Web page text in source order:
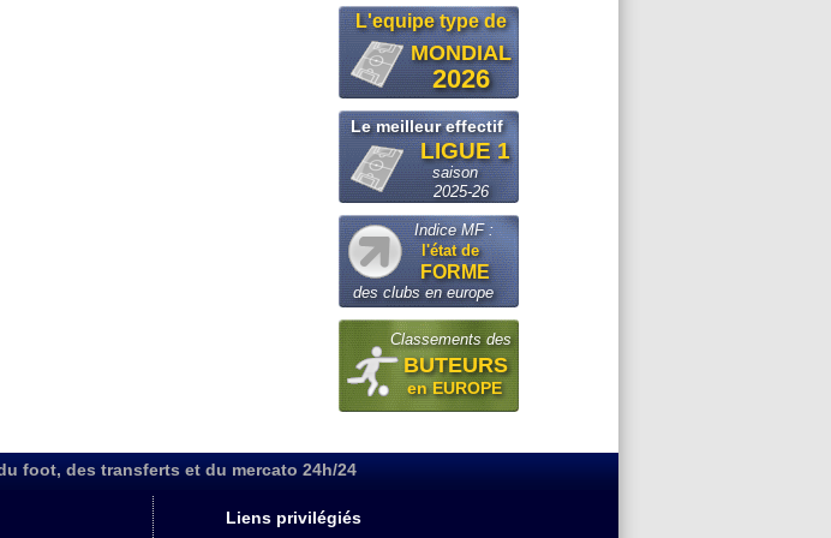
L'equipe type de
MONDIAL
2026
Le meilleur effectif
LIGUE 1
saison
2025-26
Indice MF :
l'état de
FORME
des clubs en europe
Classements des
BUTEURS
en EUROPE
foot, des transferts et du mercato 24h/24
Liens privilégiés